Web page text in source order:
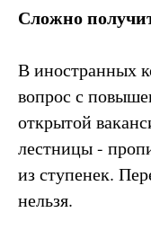
Сложно
В иностранных
вопрос с
открытой
лестницы -
из ступенек.
нельзя.